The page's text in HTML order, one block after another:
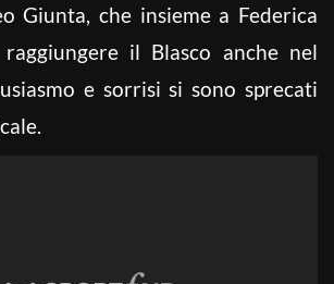
Giunta, che insieme a Federica
il Blasco anche nel
e sorrisi si sono sprecati